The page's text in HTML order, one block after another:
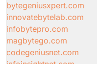
bytegeniusxpert.com
innovatebytelab.com
infobytepro.com
magbytego.com
codegeniusnet.com